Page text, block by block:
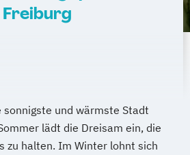
Freiburg
sonnigste und wärmste Stadt
lädt die Dreisam ein, die
zu halten. Im Winter lohnt sich